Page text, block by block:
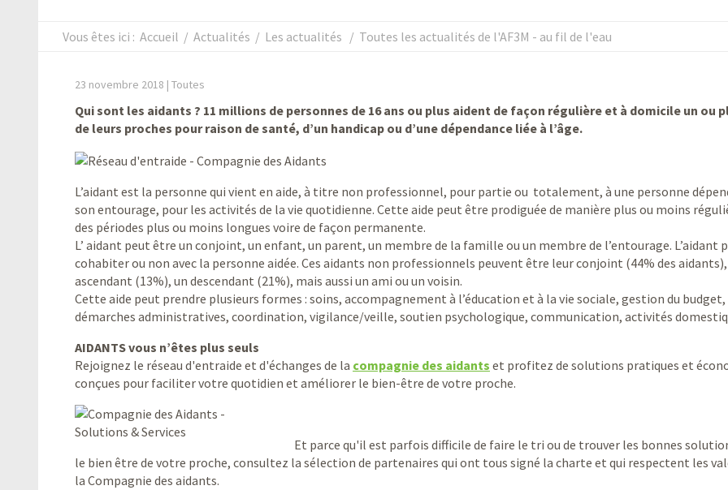
Vous êtes ici : Accueil / Actualités / Les actualités / Toutes les actualités de l'AF3M - au fil de l'eau
23 novembre 2018 | Toutes
Qui sont les aidants ? 11 millions de personnes de 16 ans ou plus aident de façon régulière et à domicile un ou
de leurs proches pour raison de santé, d’un handicap ou d’une dépendance liée à l’âge.
L’aidant est la personne qui vient en aide, à titre non professionnel, pour partie ou totalement, à une personne
son entourage, pour les activités de la vie quotidienne. Cette aide peut être prodiguée de manière plus ou moins
des périodes plus ou moins longues voire de façon permanente.
L’ aidant peut être un conjoint, un enfant, un parent, un membre de la famille ou un membre de l’entourage. L’aidant
cohabiter ou non avec la personne aidée. Ces aidants non professionnels peuvent être leur conjoint (44% des
ascendant (13%), un descendant (21%), mais aussi un ami ou un voisin.
Cette aide peut prendre plusieurs formes : soins, accompagnement à l’éducation et à la vie sociale, gestion du budget,
démarches administratives, coordination, vigilance/veille, soutien psychologique, communication, activités
AIDANTS vous n’êtes plus seuls
Rejoignez le réseau d'entraide et d'échanges de la compagnie des aidants et profitez de solutions pratiques et
conçues pour faciliter votre quotidien et améliorer le bien-être de votre proche.
Et parce qu'il est parfois difficile de faire le tri ou de trouver les bonnes
le bien être de votre proche, consultez la sélection de partenaires qui ont tous signé la charte et qui respectent les
la Compagnie des aidants.